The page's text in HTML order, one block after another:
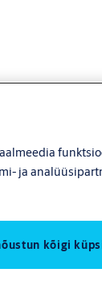
ja
kõigi